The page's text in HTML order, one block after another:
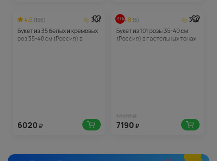
4.6 (156)
301
Букет из 35 белых и кремовых
роз 35-40 см (Россия) в
6020 ₽
-51%4.8 (5)
360
Букет из 101 розы 35-40 см
(Россия) в пастельных тонах
7190 ₽